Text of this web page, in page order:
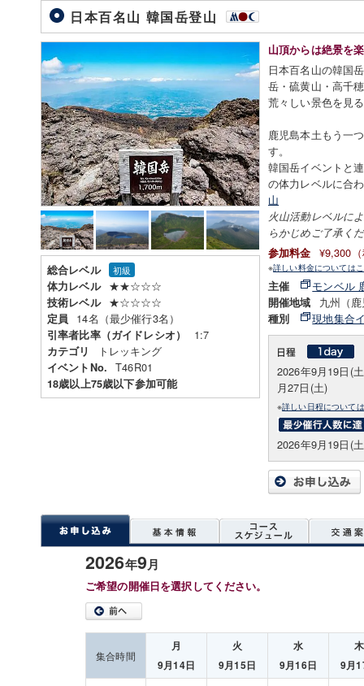
日本百名山 韓国岳登山
総合レベル 初級
体力レベル ★★☆☆☆
技術レベル ★☆☆☆☆
定員 14名（最少催行3名）
引率者比率（ガイドレシオ） 1:7
カテゴリ トレッキング
イベントNo. T46R01
18歳以上75歳以下参加可能
山頂からは絶景を
日本百名山の韓国
岳・硫黄山・高千
荒々しい景色を見
鹿児島本土もう一
す。
韓国岳イベントと
の体力レベルに合
山
火山活動レベルに
らかじめご了承く
参加料金
¥9,300
※詳しい料金については
主催 モンベル
開催地域 九州（
種別 現地集合
2026年9月19日(
月27日(土)
※詳しい日程について
2026年9月19日(
2026年9月
ご希望の開催日を選択してください。
集合時間
月
9月14日
火
9月15日
水
9月16日
木
9月